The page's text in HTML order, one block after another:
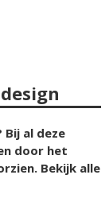
Bij al deze
door het
Bekijk alle